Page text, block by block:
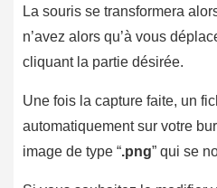
La souris se transformera
n’avez alors qu’à vous
cliquant la partie désirée.
Une fois la capture faite, un
automatiquement sur votre
image de type “.png” qui se